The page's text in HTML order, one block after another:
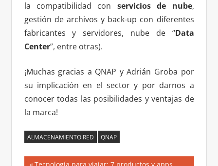
la compatibilidad con servicios de nube,
gestión de archivos y back-up con diferentes
fabricantes y servidores, nube de “Data
Center”, entre otras).
¡Muchas gracias a QNAP y Adrián Groba por
su implicación en el sector y por darnos a
conocer todas las posibilidades y ventajas de
la marca!
ALMACENAMIENTO RED QNAP
Entrada
Tecnología para viajar: 7 productos y apps